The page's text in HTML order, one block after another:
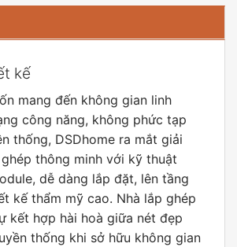
kế
mang đến không gian linh
công năng, không phức tạp
thống, DSDhome ra mắt giải
thông minh với kỹ thuật
dễ dàng lắp đặt, lên tầng
kế thẩm mỹ cao. Nhà lắp ghép
kết hợp hài hoà giữa nét đẹp
thống khi sở hữu không gian